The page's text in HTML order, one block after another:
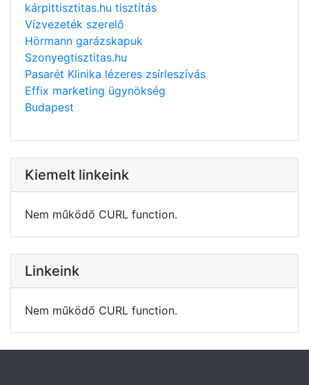
kárpittisztitas.hu tisztítás
Vízvezeték szerelő
Hörmann garázskapuk
Szonyegtisztitas.hu
Pasarét Klinika lézeres zsírleszívás
Effix marketing ügynökség
Budapest
Kiemelt linkeink
Nem működő CURL function.
Linkeink
Nem működő CURL function.